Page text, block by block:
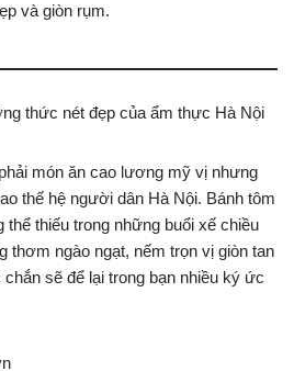
và giòn rụm.
thức nét đẹp của ẩm thực Hà Nội
món ăn cao lương mỹ vị nhưng
thế hệ người dân Hà Nội. Bánh tôm
thể thiếu trong những buổi xế chiều
thơm ngào ngạt, nếm trọn vị giòn tan
sẽ để lại trong bạn nhiều ký ức